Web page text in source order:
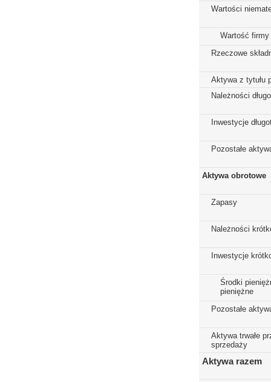
Wartości
Wartość firmy
Rzeczowe
Aktywa z tytułu
Należności
Inwestycje
Pozostałe
Aktywa obrotowe
Zapasy
Należności
Inwestycje
Środki
pieniężne
Pozostałe
Aktywa trwałe
sprzedaży
Aktywa razem